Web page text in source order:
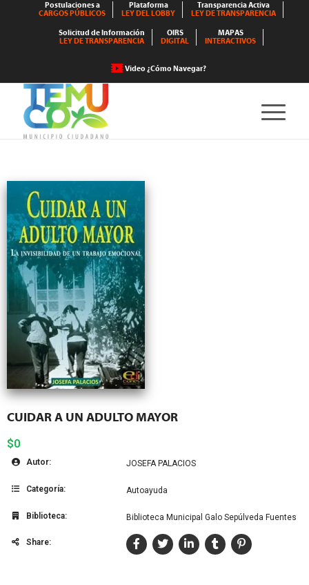
Postulaciones a
CARGOS PÚBLICOS
Plataforma
LEY DEL LOBBY
Transparencia Activa
LEY DE TRANSPARENCIA
Solicitud de Información
LEY DE TRANSPARENCIA
OIRS
DIGITAL
MAPAS
INTERACTIVOS
Video ¿Cómo Navegar?
CUIDAR A UN ADULTO MAYOR
$0
Autor: JOSEFA PALACIOS
Categoría: Autoayuda
Biblioteca: Biblioteca Municipal Galo Sepúlveda Fuentes
Share: